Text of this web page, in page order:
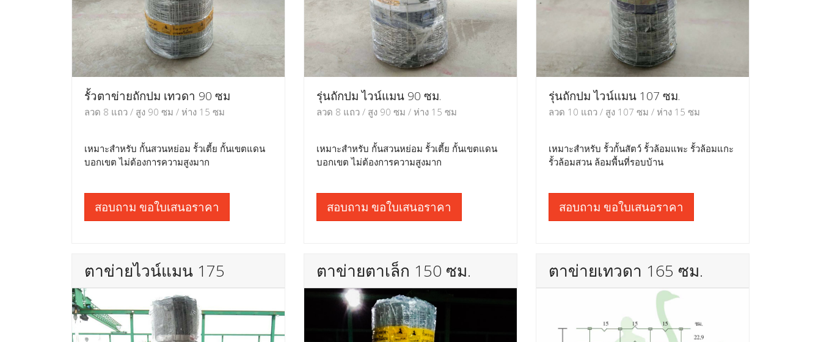
รั้วตาข่ายถักปม เทวดา 90 ซม
ลวด 8 แถว / สูง 90 ซม / ห่าง 15 ซม
เหมาะสำหรับ กั้นสวนหย่อม รั้วเตี้ย กั้นเขตแดน
บอกเขต ไม่ต้องการความสูงมาก
สอบถาม ขอใบเสนอราคา
รุ่นถักปม ไวน์แมน 90 ซม.
ลวด 8 แถว / สูง 90 ซม / ห่าง 15 ซม
เหมาะสำหรับ กั้นสวนหย่อม รั้วเตี้ย กั้นเขตแดน
บอกเขต ไม่ต้องการความสูงมาก
สอบถาม ขอใบเสนอราคา
รุ่นถักปม ไวน์แมน 107 ซม.
ลวด 10 แถว / สูง 107 ซม / ห่าง 15 ซม
เหมาะสำหรับ รั้วกั้นสัตว์ รั้วล้อมแพะ รั้วล้อมแกะ
รั้วล้อมสวน ล้อมพื้นที่รอบบ้าน
สอบถาม ขอใบเสนอราคา
ตาข่ายไวน์แมน 175 ตาข่ายตาเล็ก 150 ซม. ตาข่ายเทวดา 165 ซม.